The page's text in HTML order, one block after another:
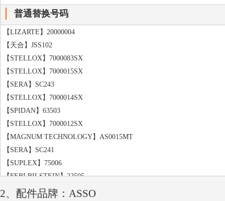
普通替换号码
【LIZARTE】20000004
【天合】JSS102
【STELLOX】7000083SX
【STELLOX】7000015SX
【SERA】SC243
【STELLOX】7000014SX
【SPIDAN】63503
【STELLOX】7000012SX
【MAGNUM TECHNOLOGY】AS0015MT
【SERA】SC241
【SUPLEX】75006
【FEBI BILSTEIN】22505
【奔德士】062020B
2、配件品牌：ASSO